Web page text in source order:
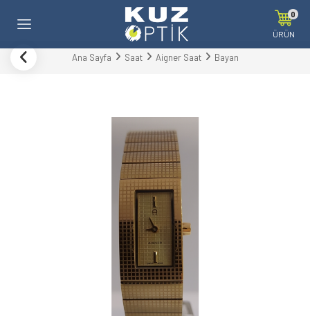
0
ÜRÜN
Ana Sayfa Saat Aigner Saat Bayan